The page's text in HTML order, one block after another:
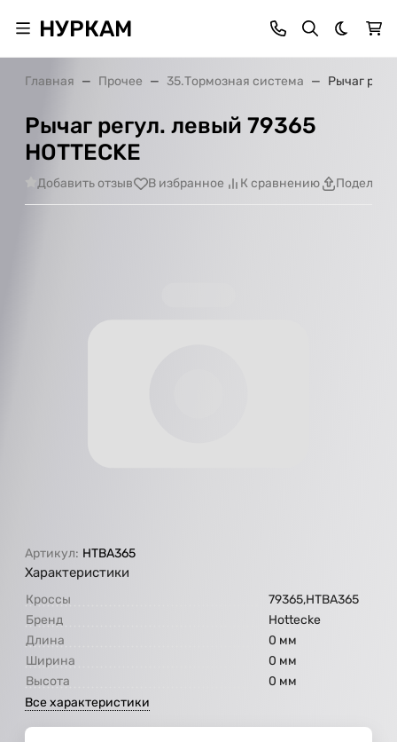
НУРКАМ Темная
Главная Прочее 35.Тормозная система Рычаг
Рычаг регул. левый 79365
HOTTECKE
Добавить отзыв В избранное К сравнению
Артикул: HTBA365
Характеристики
Кроссы
79365,HTBA365
Бренд
Hottecke
Длина
0 мм
Ширина
0 мм
Высота
0 мм
Все характеристики